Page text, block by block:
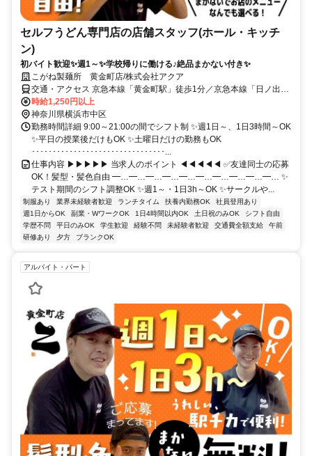
セルフうどん専門店の店舗スタッフ(ホール・キッチ
ン)
初バイト歓迎✨週1～✨学校帰りに働ける♪絶品まかない付き✨
こがね製麺所 黄金町店/株式会社アクア
交通・アクセス 京急本線「黄金町駅」徒歩1分／京急本線「日ノ出町
駅」徒歩7分／ブルーライン「阪東橋駅」徒歩7分
時給1,250円以上
神奈川県横浜市中区
勤務時間詳細 9:00～21:00の間でシフト制 ✨週1日～、1日3時間～OK
✨平日の授業後だけもOK ✨土曜日だけの勤務もOK
････････････････････････････････...
仕事内容 ▶▶▶▶▶ 当求人のポイント ◀◀◀◀◀ ✅友達同士の応募
OK！髪型・髪色自由 ━…━…━…━…━…━…━…━…━…━… ✨
テスト期間のシフト調整OK ✨週1～・1日3h～OK ✨サークルや...
制服あり 業界未経験者歓迎 ランチタイム 扶養内勤務OK
社員登用あり
週1日からOK
副業・WワークOK 1日4時間以内OK 土日祝のみOK
シフト自由
学歴不問
平日のみOK 学生歓迎 経験不問 未経験者歓迎 交通費全額支給
午前
研修あり
夕方 ブランクOK
アルバイト・パート